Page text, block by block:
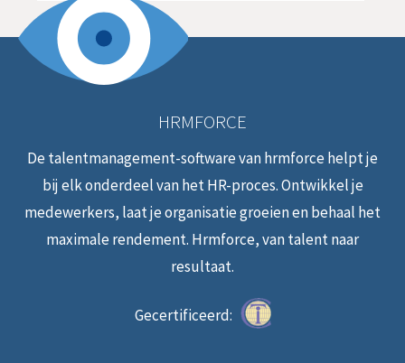
HRMFORCE
De talentmanagement-software van hrmforce helpt je
bij elk onderdeel van het HR-proces. Ontwikkel je
medewerkers, laat je organisatie groeien en behaal het
maximale rendement. Hrmforce, van talent naar
resultaat.
Gecertificeerd: